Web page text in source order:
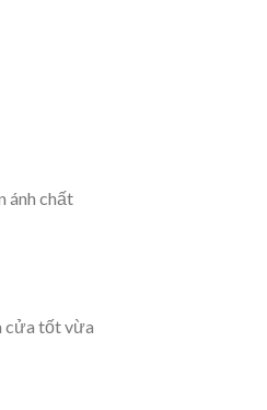
ánh chất
cửa tốt vừa